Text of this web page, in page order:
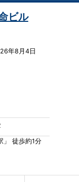
ビル
年8月4日
」 徒歩約1分